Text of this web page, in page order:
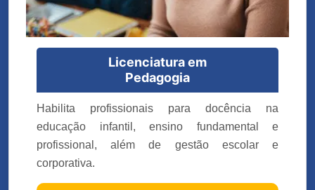
Licenciatura em
Pedagogia
Habilita profissionais para docência na
educação infantil, ensino fundamental e
profissional, além de gestão escolar e
corporativa.